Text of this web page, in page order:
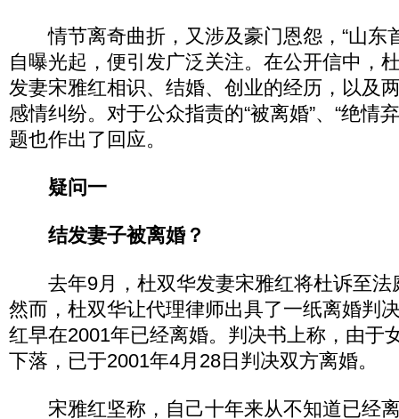
情节离奇曲折，又涉及豪门恩怨，“山东
自曝光起，便引发广泛关注。在公开信中，
发妻宋雅红相识、结婚、创业的经历，以及
感情纠纷。对于公众指责的“被离婚”、“绝情
题也作出了回应。
疑问一
结发妻子被离婚？
去年9月，杜双华发妻宋雅红将杜诉至法
然而，杜双华让代理律师出具了一纸离婚判
红早在2001年已经离婚。判决书上称，由于
下落，已于2001年4月28日判决双方离婚。
宋雅红坚称，自己十年来从不知道已经